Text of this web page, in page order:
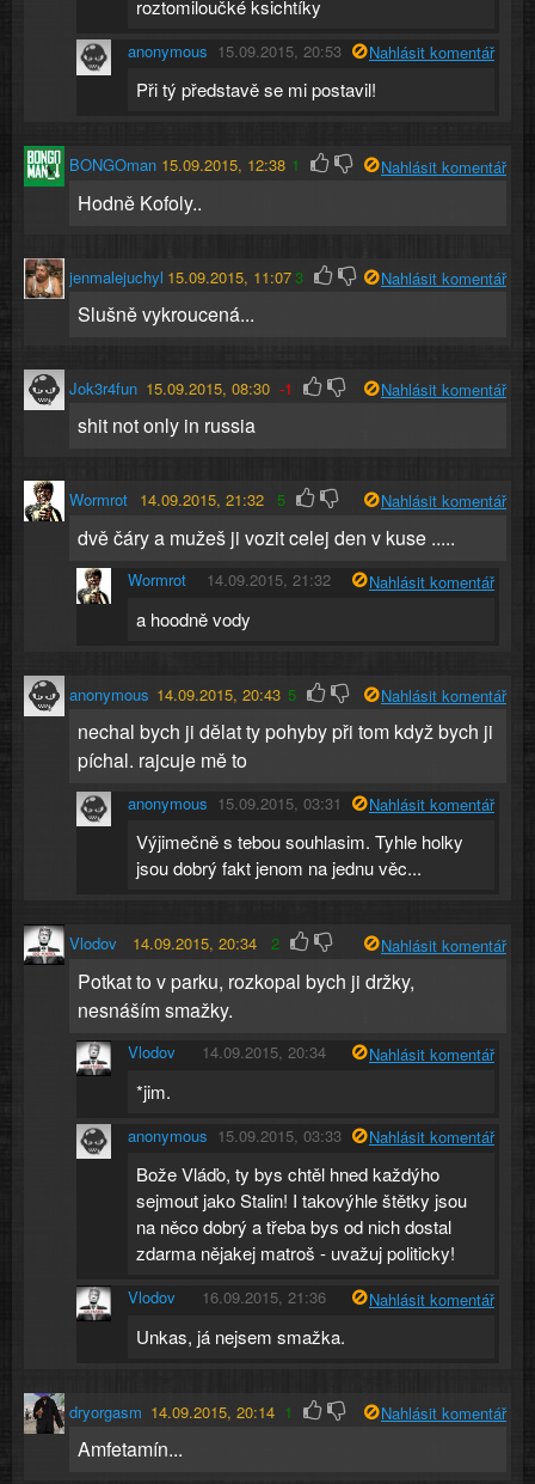
roztomiloučké ksichtíky
anonymous 15.09.2015, 20:53 Nahlásit komentář
Při tý představě se mi postavil!
BONGOman 15.09.2015, 12:38 1 Nahlásit komentář
Hodně Kofoly..
jenmalejuchyl 15.09.2015, 11:073 Nahlásit komentář
Slušně vykroucená...
Jok3r4fun 15.09.2015, 08:30 -1 Nahlásit komentář
shit not only in russia
Wormrot 14.09.2015, 21:32 5 Nahlásit komentář
dvě čáry a mužeš ji vozit celej den v kuse .....
Wormrot 14.09.2015, 21:32 Nahlásit komentář
a hoodně vody
anonymous 14.09.2015, 20:43 5 Nahlásit komentář
nechal bych ji dělat ty pohyby při tom když bych ji
píchal. rajcuje mě to
anonymous 15.09.2015, 03:31 Nahlásit komentář
Výjimečně s tebou souhlasim. Tyhle holky
jsou dobrý fakt jenom na jednu věc...
Vlodov 14.09.2015, 20:34 2 Nahlásit komentář
Potkat to v parku, rozkopal bych ji držky,
nesnáším smažky.
Vlodov 14.09.2015, 20:34 Nahlásit komentář
*jim.
anonymous 15.09.2015, 03:33 Nahlásit komentář
Bože Vláďo, ty bys chtěl hned každýho
sejmout jako Stalin! I takovýhle štětky jsou
na něco dobrý a třeba bys od nich dostal
zdarma nějakej matroš - uvažuj politicky!
Vlodov 16.09.2015, 21:36 Nahlásit komentář
Unkas, já nejsem smažka.
dryorgasm 14.09.2015, 20:14 1 Nahlásit komentář
Amfetamín...